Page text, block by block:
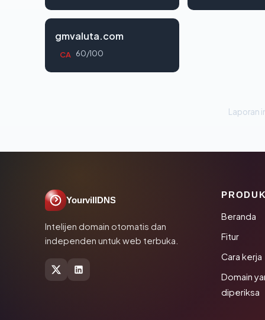
gmvaluta.com
CA 60/100
Laporan
YourvillDNS
Intelijen domain otomatis dan
independen untuk web terbuka.
Beranda
Fitur
Cara kerja
Domain
diperiksa